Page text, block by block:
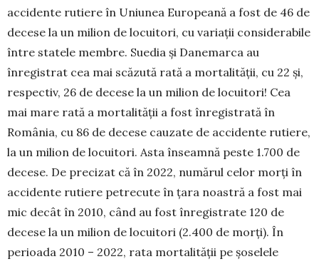
accidente rutiere în Uniunea Europeană a fost de 46 de
decese la un milion de locuitori, cu variații considerabile
între statele membre. Suedia și Danemarca au
înregistrat cea mai scăzută rată a mortalității, cu 22 și,
respectiv, 26 de decese la un milion de locuitori! Cea
mai mare rată a mortalității a fost înregistrată în
România, cu 86 de decese cauzate de accidente rutiere,
la un milion de locuitori. Asta înseamnă peste 1.700 de
decese. De precizat că în 2022, numărul celor morți în
accidente rutiere petrecute în țara noastră a fost mai
mic decât în 2010, când au fost înregistrate 120 de
decese la un milion de locuitori (2.400 de morți). În
perioada 2010 – 2022, rata mortalității pe șoselele